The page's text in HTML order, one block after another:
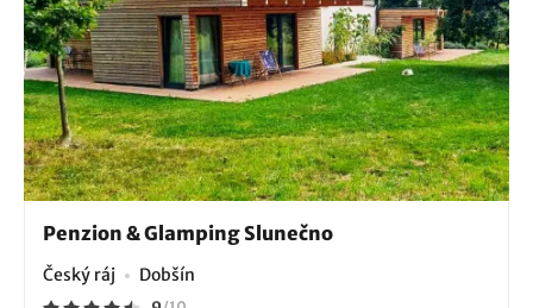
Penzion & Glamping Slunečno
Český ráj Dobšín